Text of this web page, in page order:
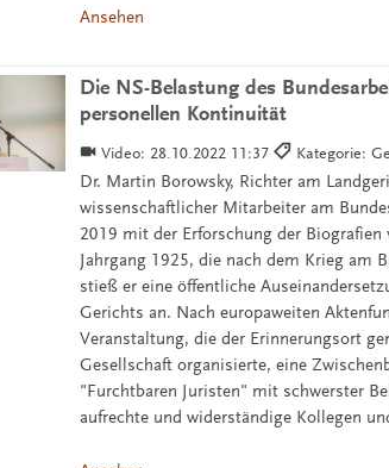
Ansehen
Die NS-Belastung des
personellen Kontinuität
Video: 28.10.2022 11:37 Kategorie:
Dr. Martin Borowsky, Richter am
wissenschaftlicher Mitarbeiter am
2019 mit der Erforschung der
Jahrgang 1925, die nach dem Krieg am
stieß er eine öffentliche
Gerichts an. Nach europaweiten
Veranstaltung, die der Erinnerungsort
Gesellschaft organisierte, eine
"Furchtbaren Juristen" mit schwerster
aufrechte und widerständige Kollegen